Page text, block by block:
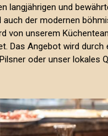
langjährigen und
der modernen
von unserem
Das Angebot wird
oder unser lokales